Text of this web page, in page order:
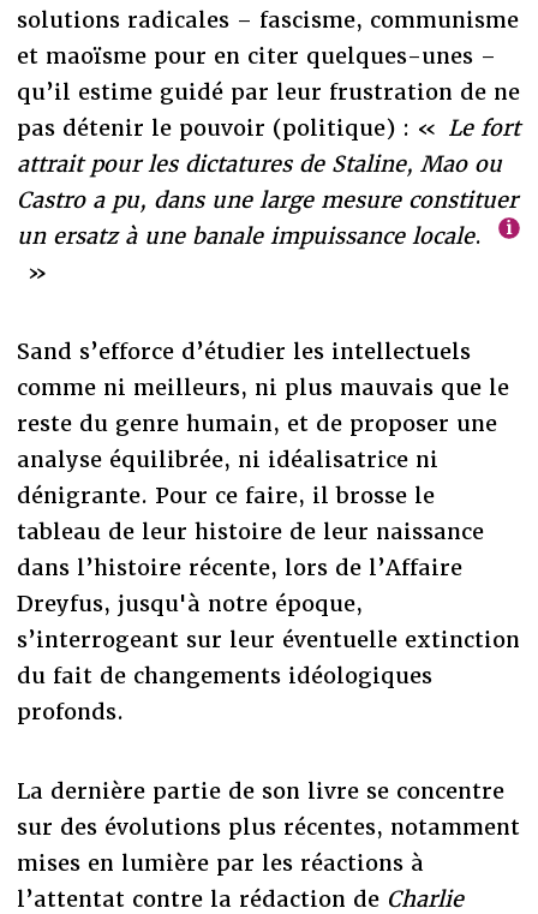
solutions radicales – fascisme, communisme
et maoïsme pour en citer quelques-unes –
qu’il estime guidé par leur frustration de ne
pas détenir le pouvoir (politique) : « Le fort
attrait pour les dictatures de Staline, Mao ou
Castro a pu, dans une large mesure constituer
un ersatz à une banale impuissance locale.
»
Sand s’efforce d’étudier les intellectuels
comme ni meilleurs, ni plus mauvais que le
reste du genre humain, et de proposer une
analyse équilibrée, ni idéalisatrice ni
dénigrante. Pour ce faire, il brosse le
tableau de leur histoire de leur naissance
dans l’histoire récente, lors de l’Affaire
Dreyfus, jusqu'à notre époque,
s’interrogeant sur leur éventuelle extinction
du fait de changements idéologiques
profonds.
La dernière partie de son livre se concentre
sur des évolutions plus récentes, notamment
mises en lumière par les réactions à
l’attentat contre la rédaction de Charlie